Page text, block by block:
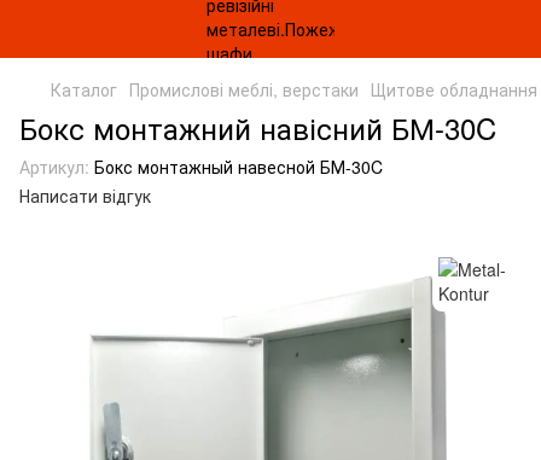
Каталог Промислові меблі, верстаки Щитове обладнання
Бокс монтажний навісний БМ-30C
Артикул: Бокс монтажный навесной БМ-30C
Написати відгук